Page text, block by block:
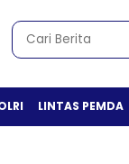
LINTAS PEMDA